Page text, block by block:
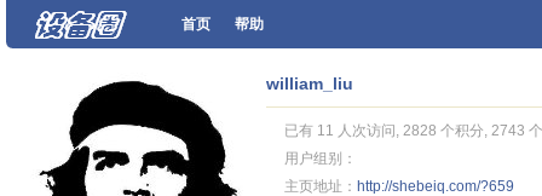
首页 帮助
william_liu
已有 11 人次访问, 2828 个积分, 2743
用户组别：
主页地址： http://shebeiq.com/?659